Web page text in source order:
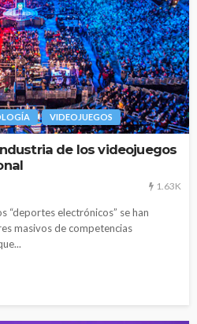
VIDEOJUEGOS
de los videojuegos
1.63K
“deportes electrónicos” se han
masivos de competencias